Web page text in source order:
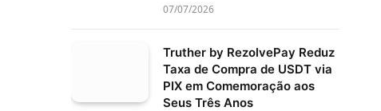
07/07/2026
Truther by RezolvePay Reduz
Taxa de Compra de USDT via
PIX em Comemoração aos
Seus Três Anos